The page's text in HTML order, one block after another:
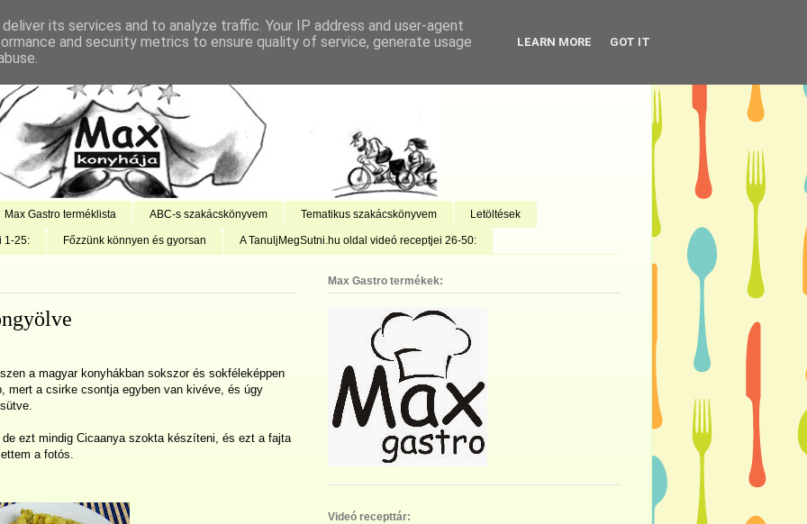
Max Gastro terméklista ABC-s szakácskönyvem Tematikus szakácskönyvem Letöltések
1-25: Főzzünk könnyen és gyorsan A TanuljMegSutni.hu oldal videó receptjei 26-50:
a magyar konyhákban sokszor és sokféleképpen
a csirke csontja egyben van kivéve, és úgy
ezt mindig Cicaanya szokta készíteni, és ezt a fajta
a fotós.
Max Gastro termékek:
Videó recepttár:
its services and to analyze traffic. Your IP address and user-agent
and security metrics to ensure quality of service, generate usage
LEARN MORE GOT IT